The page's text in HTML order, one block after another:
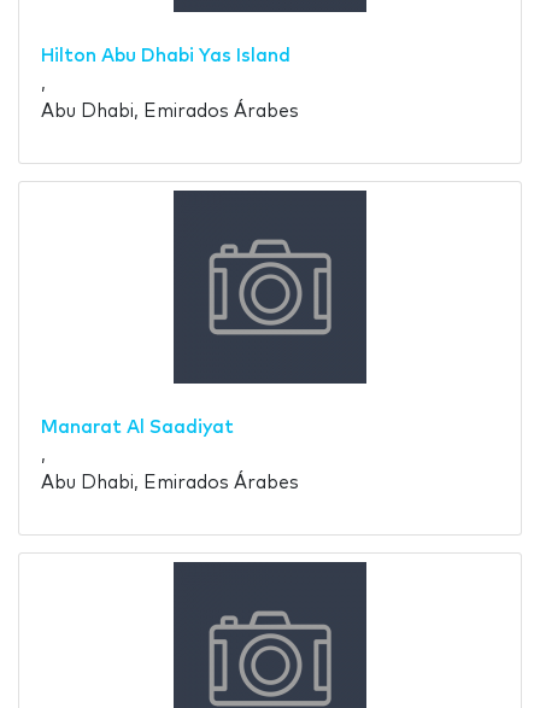
Hilton Abu Dhabi Yas Island
,
Abu Dhabi, Emirados Árabes
Manarat Al Saadiyat
,
Abu Dhabi, Emirados Árabes